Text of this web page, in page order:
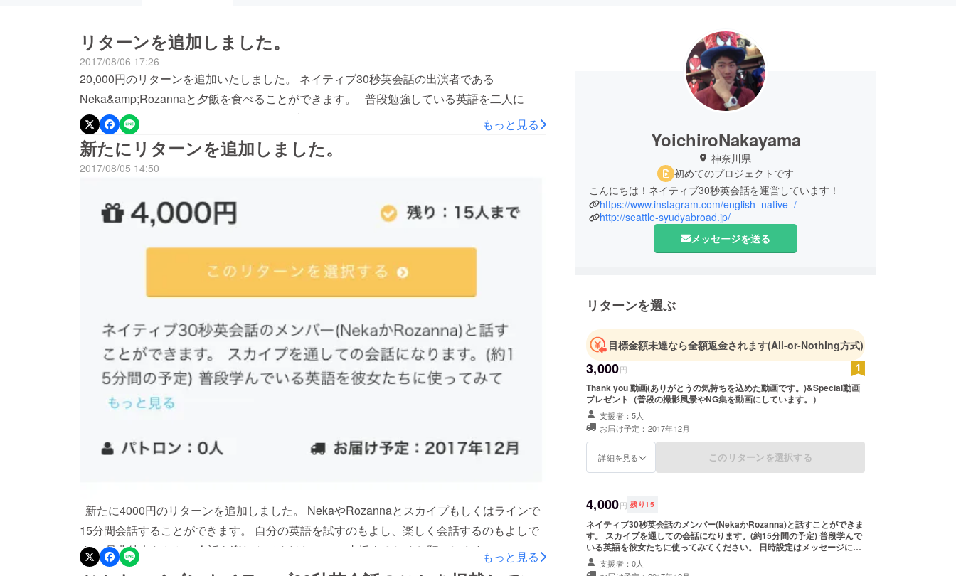
リターンを追加しました。
2017/08/06 17:26
20,000円のリターンを追加いたしました。 ネイティブ30秒英会話の出演者である
Neka&amp;Rozannaと夕飯を食べることができます。 普段勉強している英語を二人に
使って、楽しくご飯を食べませんか？ ご支援お待ちしております！
もっと見る
新たにリターンを追加しました。
2017/08/05 14:50
新たに4000円のリターンを追加しました。 NekaやRozannaとスカイプもしくはラインで
15分間会話することができます。 自分の英語を試すのもよし、楽しく会話するのもよしで
す。 是非彼女たちとの会話を楽しんでください１ ご支援よろしくお願いします！もっと見る
YoichiroNakayama
神奈川県
初めてのプロジェクトです
こんにちは！ネイティブ30秒英会話を運営しています！
https://www.instagram.com/english_native_/
http://seattle-syudyabroad.jp/
メッセージを送る
リターンを選ぶ
目標金額未達なら全額返金されます(All-or-Nothing方式)
3,000円
Thank you 動画(ありがとうの気持ちを込めた動画です。)&Special動画
プレゼント（普段の撮影風景やNG集を動画にしています。）
支援者：5人
お届け予定：2017年12月
詳細を見る このリターンを選択する
4,000円 残り15
ネイティブ30秒英会話のメンバー(NekaかRozanna)と話すことができま
す。 スカイプを通しての会話になります。(約15分間の予定) 普段学んで
いる英語を彼女たちに使ってみてください。 日時設定はメッセージにて
決めさせていただきます。
支援者：0人